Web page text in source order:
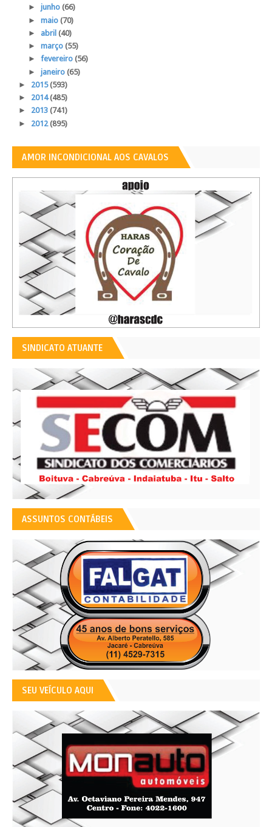
► junho (66)
► maio (70)
► abril (40)
► março (55)
► fevereiro (56)
► janeiro (65)
► 2015(593)
► 2014(485)
► 2013 (741)
► 2012(895)
AMOR INCONDICIONAL AOS CAVALOS
SINDICATO ATUANTE
ASSUNTOS CONTÁBEIS
SEU VEÍCULO AQUI